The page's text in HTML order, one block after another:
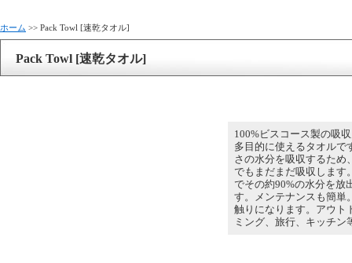
ホーム >> Pack Towl [速乾タオル]
Pack Towl [速乾タオル]
100%ビスコース製の吸
多目的に使えるタオルで
さの水分を吸収するため
でもまだまだ吸収します
でその約90%の水分を放
す。メンテナンスも簡単
触りになります。アウト
ミング、旅行、キッチン